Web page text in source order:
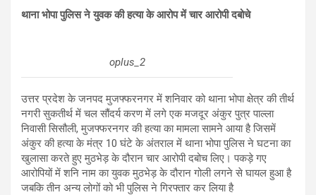
थाना भोपा पुलिस ने युवक की हत्या के आरोप में चार आरोपी दबोचे
oplus_2
उत्तर प्रदेश के जनपद मुजफ्फरनगर में शनिवार को थाना भोपा क्षेत्र की तीर्थ
नगरी सुकतीर्थ में चल सौंदर्य करण में लगे एक मजदूर अंकुर पुत्र पाल्ला
निवासी सिसौली, मुजफ्फरनगर की हत्या का मामला सामने आया है जिसमें
अंकुर की हत्या के मंत्र 10 घंटे के अंतराल में थाना भोपा पुलिस ने घटना का
खुलासा करते हुए मुठभेड़ के दौरान चार आरोपी दबोच लिए। पकड़े गए
आरोपियों में शनि नाम का युवक मुठभेड़ के दौरान गोली लगने से घायल हुआ है
जबकि तीन अन्य लोगों को भी पुलिस ने गिरफ्तार कर लिया है